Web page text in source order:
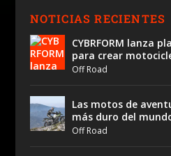
NOTICIAS RECIENTES
CYBRFORM lanza
para crear
Off Road
Las motos de
más duro del
Off Road